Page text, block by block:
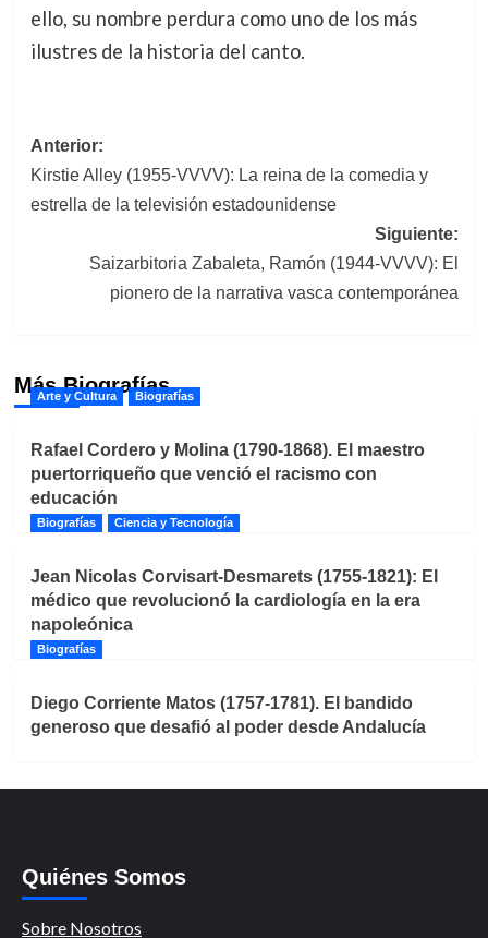
ello, su nombre perdura como uno de los más
ilustres de la historia del canto.
Navegación
de
Anterior:
Kirstie Alley (1955-VVVV): La reina de la comedia y
estrella de la televisión estadounidense
Siguiente:
Saizarbitoria Zabaleta, Ramón (1944-VVVV): El
pionero de la narrativa vasca contemporánea
Más Biografías
Arte y Cultura Biografías
Rafael Cordero y Molina (1790-1868). El maestro
puertorriqueño que venció el racismo con
educación
Biografías Ciencia y Tecnología
Jean Nicolas Corvisart-Desmarets (1755-1821): El
médico que revolucionó la cardiología en la era
napoleónica
Biografías
Diego Corriente Matos (1757-1781). El bandido
generoso que desafió al poder desde Andalucía
Quiénes Somos
Sobre Nosotros